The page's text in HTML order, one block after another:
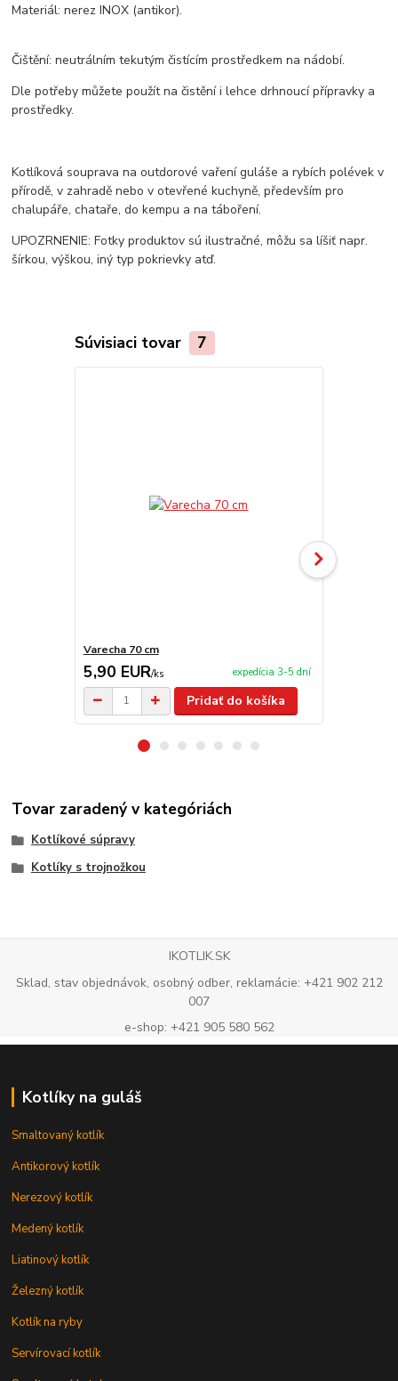
Materiál: nerez INOX (antikor).
Čištění: neutrálním tekutým čistícím prostředkem na nádobí.
Dle potřeby můžete použít na čistění i lehce drhnoucí přípravky a
prostředky.
Kotlíková souprava na outdorové vaření guláše a rybích polévek v
přírodě, v zahradě nebo v otevřené kuchyně, především pro
chalupáře, chataře, do kempu a na táboření.
UPOZRNENIE: Fotky produktov sú ilustračné, môžu sa líšiť napr.
šírkou, výškou, iný typ pokrievky atď.
Súvisiaci tovar 7
Varecha 70 cm
5,90 EUR/ks expedícia 3-5 dní
Pridať do košíka
Tovar zaradený v kategóriách
Kotlíkové súpravy
Kotlíky s trojnožkou
IKOTLIK.SK
Sklad, stav objednávok, osobný odber, reklamácie: +421 902 212
007
e-shop: +421 905 580 562
Kotlíky na guláš
Smaltovaný kotlík
Antikorový kotlík
Nerezový kotlík
Medený kotlík
Liatinový kotlík
Železný kotlík
Kotlík na ryby
Servírovací kotlík